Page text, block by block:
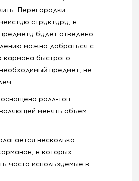
Перегородки
структуру, в
будет отведено
можно добраться с
быстрого
предмет, не
ролл-топ
менять объём
несколько
в которых
часто используемые в